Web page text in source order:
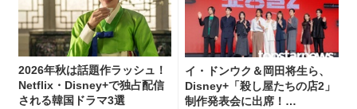
2026年秋は話題作ラッシュ！
Netflix・Disney+で独占配信
される韓国ドラマ3選
イ・ドンウク＆岡田将生ら、
Disney+「殺し屋たちの店2」
制作発表会に出席！